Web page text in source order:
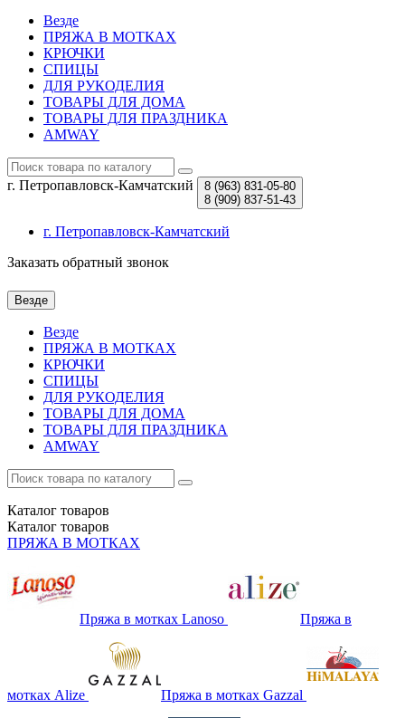
Везде
ПРЯЖА В МОТКАХ
КРЮЧКИ
СПИЦЫ
ДЛЯ РУКОДЕЛИЯ
ТОВАРЫ ДЛЯ ДОМА
ТОВАРЫ ДЛЯ ПРАЗДНИКА
AMWAY
г. Петропавловск-Камчатский 8 (963) 831-05-80
8 (909) 837-51-43
г. Петропавловск-Камчатский
Заказать обратный звонок
Везде
Везде
ПРЯЖА В МОТКАХ
КРЮЧКИ
СПИЦЫ
ДЛЯ РУКОДЕЛИЯ
ТОВАРЫ ДЛЯ ДОМА
ТОВАРЫ ДЛЯ ПРАЗДНИКА
AMWAY
Каталог товаров
Каталог товаров
ПРЯЖА В МОТКАХ
Пряжа в мотках Lanoso Пряжа в
мотках Alize Пряжа в мотках Gazzal